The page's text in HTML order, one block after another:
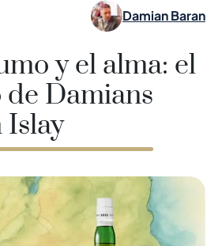
Damian Baran
y el alma: el
Damians
Islay